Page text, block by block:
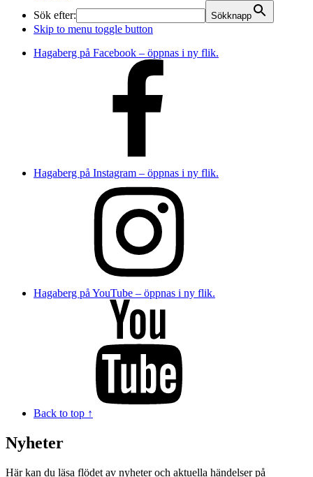
Sök efter:
Sökknapp
Skip to menu toggle button
Hagaberg på Facebook – öppnas i ny flik.
Hagaberg på Instagram – öppnas i ny flik.
Hagaberg på YouTube – öppnas i ny flik.
Back to top ↑
Nyheter
Här kan du läsa flödet av nyheter och aktuella händelser på